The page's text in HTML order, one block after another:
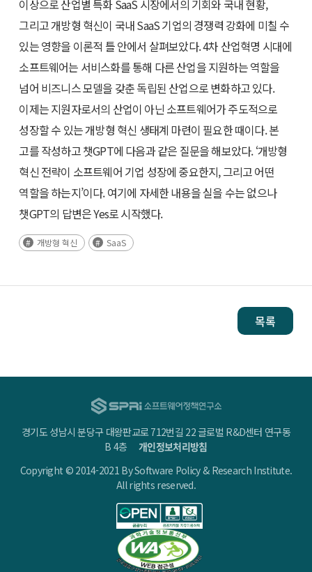
이상으로 산업별 특화 SaaS 시장에서의 기회와 국내 현황,
그리고 개방형 혁신이 국내 SaaS 기업의 경쟁력 강화에 미칠 수
있는 영향을 이론적 틀 안에서 살펴보았다. 4차 산업혁명 시대에
소프트웨어는 서비스화를 통해 다른 산업을 지원하는 역할을
넘어 비즈니스 모델을 갖춘 독립된 산업으로 변화하고 있다.
이제는 지원자로서의 산업이 아닌 소프트웨어가 주도적으로
성장할 수 있는 개방형 혁신 생태계 마련이 필요한 때이다. 본
고를 작성하고 챗GPT에 다음과 같은 질문을 해보았다. ‘개방형
혁신 전략이 소프트웨어 기업 성장에 중요한지, 그리고 어떤
역할을 하는지’이다. 여기에 자세한 내용을 실을 수는 없으나
챗GPT의 답변은 Yes로 시작했다.
개방형 혁신 SaaS
목록
경기도 성남시 분당구 대왕판교로 712번길 22 글로벌 R&D센터 연구동
B 4층개인정보처리방침
Copyright © 2014-2021 By Software Policy & Research Institute.
All rights reserved.